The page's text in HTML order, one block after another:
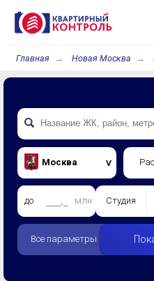
Главная Новая Москва
Москва
до млн. Студия
Все параметры